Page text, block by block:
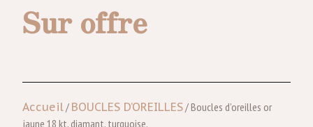
Sur offre
Accueil/ BOUCLES D’OREILLES/ Boucles d’oreilles or
jaune 18 kt, diamant, turquoise.